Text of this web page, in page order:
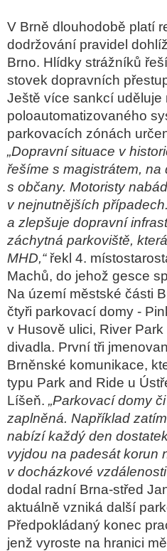
V Brně dlouhodobě platí
dodržování pravidel
Brno. Hlídky strážníků
stovek dopravních
Ještě více sankcí uděluje
poloautomatizovaného
parkovacích zónách
„Dopravní situace v
řešíme s magistrátem,
s občany. Motoristy
v nejnutnějších
a zlepšuje dopravní
záchytná parkoviště,
MHD,“řekl 4.
Machů, do jehož gesce
Na území městské části
čtyři parkovací domy ­-
v Husově ulici, River
divadla. První tři
Brněnské komunikace,
typu Park and Ride u
Líšeň. „Parkovací domy
zaplněná. Například
nabízí každý den
vyjdou na padesát korun
v docházkové
dodal radní Brna-střed
aktuálně vzniká další
Předpokládaný konec
jenž vyroste na hranici